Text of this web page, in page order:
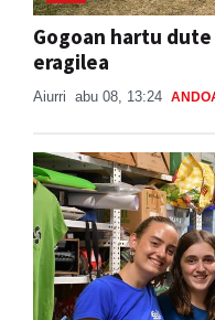
Gogoan hartu
eragilea
Aiurri abu 08, 13:24